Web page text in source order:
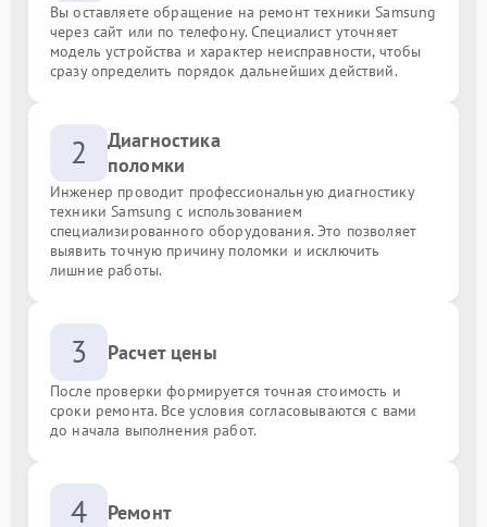
Вы оставляете обращение на ремонт техники Samsung
через сайт или по телефону. Специалист уточняет
модель устройства и характер неисправности, чтобы
сразу определить порядок дальнейших действий.
2
Диагностика
поломки
Инженер проводит профессиональную диагностику
техники Samsung с использованием
специализированного оборудования. Это позволяет
выявить точную причину поломки и исключить
лишние работы.
3 Расчет цены
После проверки формируется точная стоимость и
сроки ремонта. Все условия согласовываются с вами
до начала выполнения работ.
4 Ремонт